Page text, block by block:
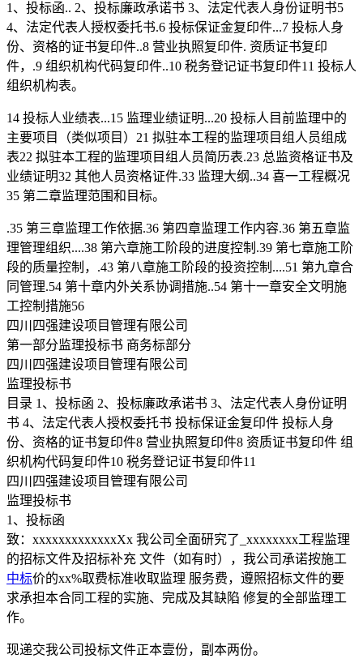
1、投标函.. 2、投标廉政承诺书 3、法定代表人身份证明书5
4、法定代表人授权委托书.6 投标保证金复印件...7 投标人身
份、资格的证书复印件..8 营业执照复印件. 资质证书复印
件，.9 组织机构代码复印件..10 税务登记证书复印件11 投标人
组织机构表。
14 投标人业绩表...15 监理业绩证明...20 投标人目前监理中的
主要项目（类似项目）21 拟驻本工程的监理项目组人员组成
表22 拟驻本工程的监理项目组人员简历表.23 总监资格证书及
业绩证明32 其他人员资格证件.33 监理大纲..34 喜一工程概况
35 第二章监理范围和目标。
.35 第三章监理工作依据.36 第四章监理工作内容.36 第五章监
理管理组织....38 第六章施工阶段的进度控制.39 第七章施工阶
段的质量控制，.43 第八章施工阶段的投资控制....51 第九章合
同管理.54 第十章内外关系协调措施..54 第十一章安全文明施
工控制措施56
四川四强建设项目管理有限公司
第一部分监理投标书 商务标部分
四川四强建设项目管理有限公司
监理投标书
目录 1、投标函 2、投标廉政承诺书 3、法定代表人身份证明
书 4、法定代表人授权委托书 投标保证金复印件 投标人身
份、资格的证书复印件8 营业执照复印件8 资质证书复印件 组
织机构代码复印件10 税务登记证书复印件11
四川四强建设项目管理有限公司
监理投标书
1、投标函
致：xxxxxxxxxxxxxXx 我公司全面研究了_xxxxxxxx工程监理
的招标文件及招标补充 文件（如有时），我公司承诺按施工
中标价的xx%取费标准收取监理 服务费，遵照招标文件的要
求承担本合同工程的实施、完成及其缺陷 修复的全部监理工
作。
现递交我公司投标文件正本壹份，副本两份。